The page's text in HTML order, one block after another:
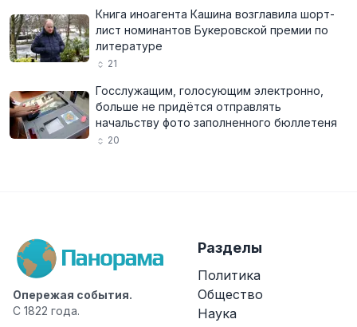
Книга иноагента Кашина возглавила шорт-
лист номинантов Букеровской премии по
литературе
21
Госслужащим, голосующим электронно,
больше не придётся отправлять
начальству фото заполненного бюллетеня
20
Опережая события.
С 1822 года.
Разделы
Политика
Общество
Наука